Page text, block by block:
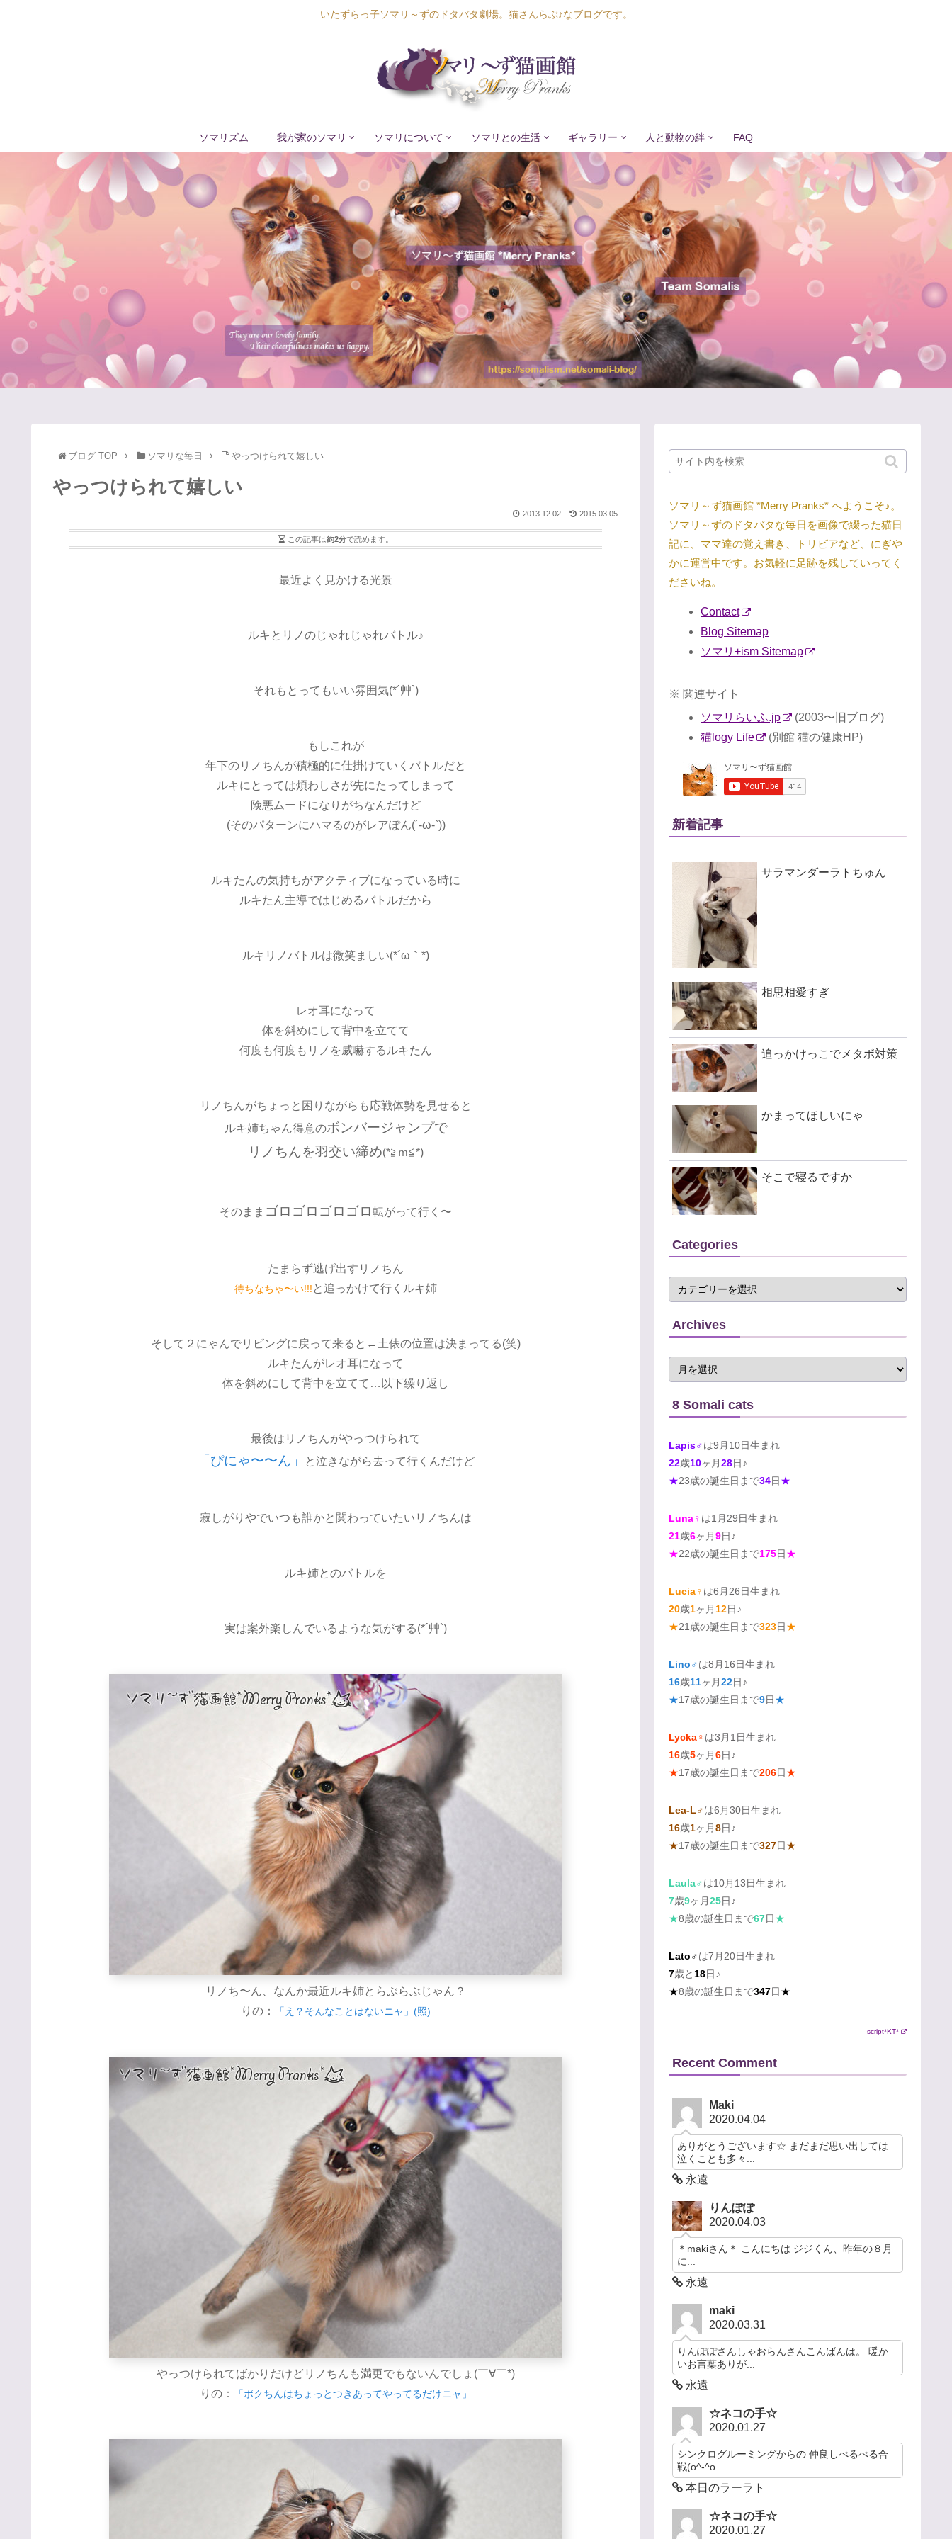
いたずらっ子ソマリ～ずのドタバタ劇場。猫さんらぶ♪なブログです。
ソマリズム 我が家のソマリ ソマリについて ソマリとの生活 ギャラリー 人と動物の絆 FAQ
Lapis Luna
Lucia Lino
Lycka Leal
Laula
ブログ TOP ソマリな毎日 やっつけられて嬉しい
やっつけられて嬉しい
2015.03.05
2013.12.02
この記事は約2分で読めます。
最近よく見かける光景
ルキとリノのじゃれじゃれバトル♪
それもとってもいい雰囲気(*´艸`)
もしこれが
年下のリノちんが積極的に仕掛けていくバトルだと
ルキにとっては煩わしさが先にたってしまって
険悪ムードになりがちなんだけど
(そのパターンにハマるのがレアぽん(´-ω-`))
ルキたんの気持ちがアクティブになっている時に
ルキたん主導ではじめるバトルだから
ルキリノバトルは微笑ましい(*´ω｀*)
レオ耳になって
体を斜めにして背中を立てて
何度も何度もリノを威嚇するルキたん
リノちんがちょっと困りながらも応戦体勢を見せると
ルキ姉ちゃん得意のボンバージャンプで
リノちんを羽交い締め(*≧ｍ≦*)
そのまま ゴロゴロゴロゴロ転がって行く〜
たまらず逃げ出すリノちん
待ちなちゃ〜い!!! と追っかけて行くルキ姉
そして２にゃんでリビングに戻って来ると←土俵の位置は決まってる(笑)
ルキたんがレオ耳になって
体を斜めにして背中を立てて…以下繰り返し
最後はリノちんがやっつけられて
「ぴにゃ〜〜ん」 と泣きながら去って行くんだけど
寂しがりやでいつも誰かと関わっていたいリノちんは
ルキ姉とのバトルを
実は案外楽しんでいるような気がする(*´艸`)
リノち〜ん、なんか最近ルキ姉とらぶらぶじゃん？
りの：
「え？そんなことはないニャ」(照)
やっつけられてばかりだけどリノちんも満更でもないんでしょ(￣∀￣*)
りの：
「ボクちんはちょっとつきあってやってるだけニャ」
ソマリ～ず猫画館 *Merry Pranks* へようこそ♪。
ソマリ～ずのドタバタな毎日を画像で綴った猫日
記に、ママ達の覚え書き、トリビアなど、にぎや
かに運営中です。お気軽に足跡を残していってく
ださいね。
Contact
Blog Sitemap
ソマリ+ism Sitemap
※ 関連サイト
ソマリらいふ.jp
(2003〜旧ブログ)
猫logy Life
(別館 猫の健康HP)
新着記事
サラマンダーラトちゅん
相思相愛すぎ
追っかけっこでメタボ対策
かまってほしいにゃ
そこで寝るですか
Categories
Archives
8 Somali cats
Lapis♂は9月10日生まれ
22歳10ヶ月28日♪
★23歳の誕生日まで34日★
Luna♀ は1月29日生まれ
21歳6ヶ月9日♪
★22歳の誕生日まで175日★
Lucia♀ は6月26日生まれ
20歳1ヶ月 12日♪
★21歳の誕生日まで323日★
Lino♂ は8月16日生まれ
16歳11ヶ月22日♪
★17歳の誕生日まで9日★
Lycka♀ は3月1日生まれ
16歳5ヶ月6日♪
★17歳の誕生日まで206日★
Lea-L♂は6月30日生まれ
16歳1ヶ月8日♪
★17歳の誕生日まで327日★
Laula♂ は10月13日生まれ
7歳9ヶ月25日♪
★8歳の誕生日まで67日★
Lato♂は7月20日生まれ
7歳と 18日♪
★8歳の誕生日まで347日★
script*KT*
Recent Comment
Maki
2020.04.04
ありがとうございます☆ まだまだ思い出しては
泣くことも多々...
永遠
りんぽぽ
2020.04.03
＊makiさん＊ こんにちは ジジくん、昨年の８月
に...
永遠
maki
2020.03.31
りんぽぽさんしゃおらんさんこんばんは。 暖か
いお言葉ありが...
永遠
☆ネコの手☆
2020.01.27
シンクログルーミングからの 仲良しぺるぺる合
戦(o^-^o...
本日のラーラト
☆ネコの手☆
2020.01.27